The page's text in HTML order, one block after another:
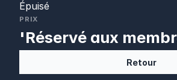
Épuisé
PRIX
'Réservé aux
Retour